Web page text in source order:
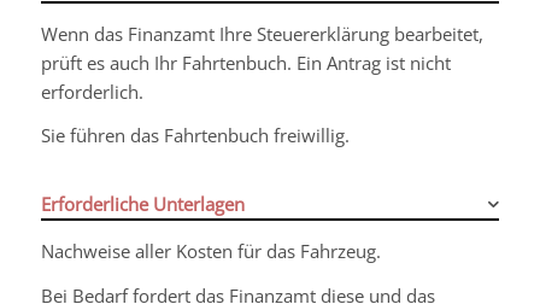
Wenn das Finanzamt Ihre Steuererklärung bearbeitet,
prüft es auch Ihr Fahrtenbuch. Ein Antrag ist nicht
erforderlich.
Sie führen das Fahrtenbuch freiwillig.
Erforderliche Unterlagen
Nachweise aller Kosten für das Fahrzeug.
Bei Bedarf fordert das Finanzamt diese und das